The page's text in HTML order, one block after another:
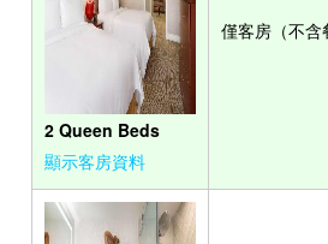
2 Queen Beds
顯示客房資料
僅客房（不含